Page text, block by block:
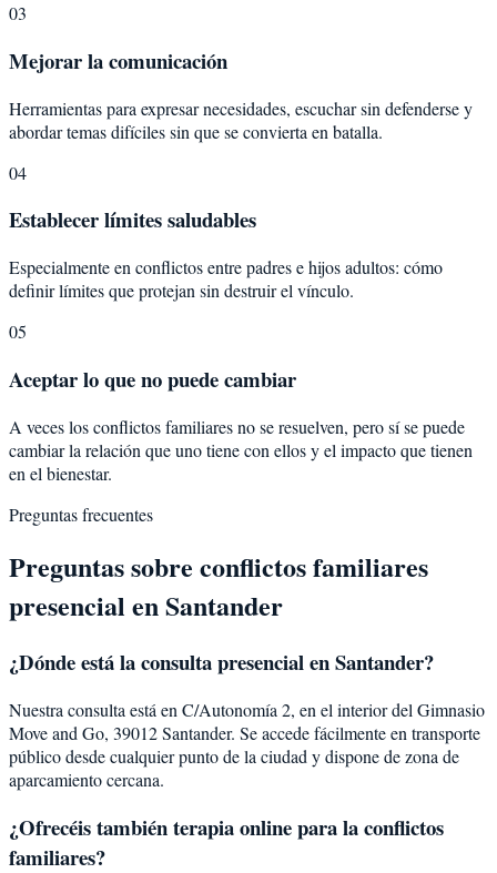
03
Mejorar la comunicación
Herramientas para expresar necesidades, escuchar sin defenderse y
abordar temas difíciles sin que se convierta en batalla.
04
Establecer límites saludables
Especialmente en conflictos entre padres e hijos adultos: cómo
definir límites que protejan sin destruir el vínculo.
05
Aceptar lo que no puede cambiar
A veces los conflictos familiares no se resuelven, pero sí se puede
cambiar la relación que uno tiene con ellos y el impacto que tienen
en el bienestar.
Preguntas frecuentes
Preguntas sobre conflictos familiares
presencial en Santander
¿Dónde está la consulta presencial en Santander?
Nuestra consulta está en C/Autonomía 2, en el interior del Gimnasio
Move and Go, 39012 Santander. Se accede fácilmente en transporte
público desde cualquier punto de la ciudad y dispone de zona de
aparcamiento cercana.
¿Ofrecéis también terapia online para laconflictos
familiares?